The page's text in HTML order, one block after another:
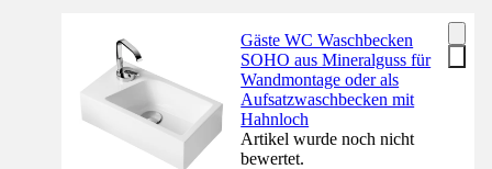
Gäste WC Waschbecken
SOHO aus Mineralguss für
Wandmontage oder als
Aufsatzwaschbecken mit
Hahnloch
Artikel wurde noch nicht
bewertet.